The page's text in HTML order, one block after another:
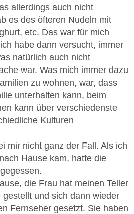
allerdings auch nicht
es des öfteren Nudeln mit
etc. Das war für mich
habe dann versucht, immer
natürlich auch nicht
war. Was mich immer dazu
zu wohnen, war, dass
unterhalten kann, beim
kann über verschiedenste
Kulturen
mir nicht ganz der Fall. Als ich
Hause kam, hatte die
die Frau hat meinen Teller
und sich dann wieder
Fernseher gesetzt. Sie haben